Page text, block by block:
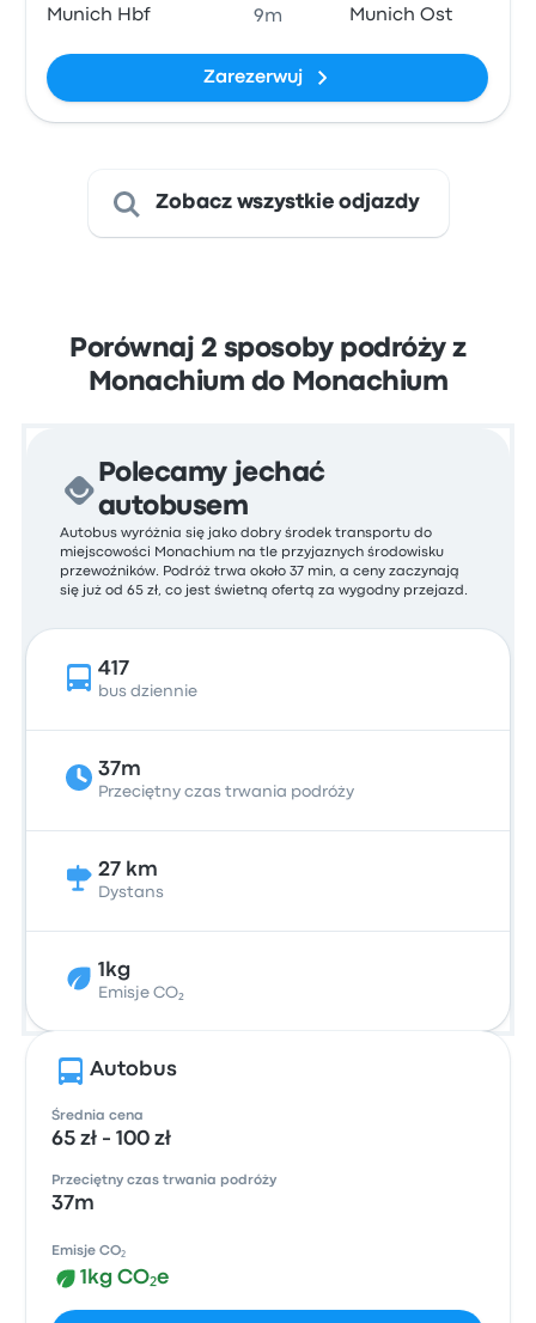
Munich Hbf 9m Munich Ost
Zarezerwuj
Zobacz wszystkie odjazdy
Porównaj 2 sposoby podróży z
Monachium do Monachium
Polecamy jechać
autobusem
Autobus wyróżnia się jako dobry środek transportu do
miejscowości Monachium na tle przyjaznych środowisku
przewoźników. Podróż trwa około 37 min, a ceny zaczynają
się już od 65 zł, co jest świetną ofertą za wygodny przejazd.
417
bus dziennie
37m
Przeciętny czas trwania podróży
27 km
Dystans
1kg
Emisje CO₂
Autobus
Średnia cena
65 zł - 100 zł
Przeciętny czas trwania podróży
37m
Emisje CO₂
1kg CO₂e